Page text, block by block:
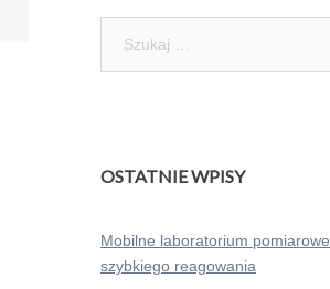
OSTATNIE WPISY
Mobilne laboratorium pomiarowe
szybkiego reagowania